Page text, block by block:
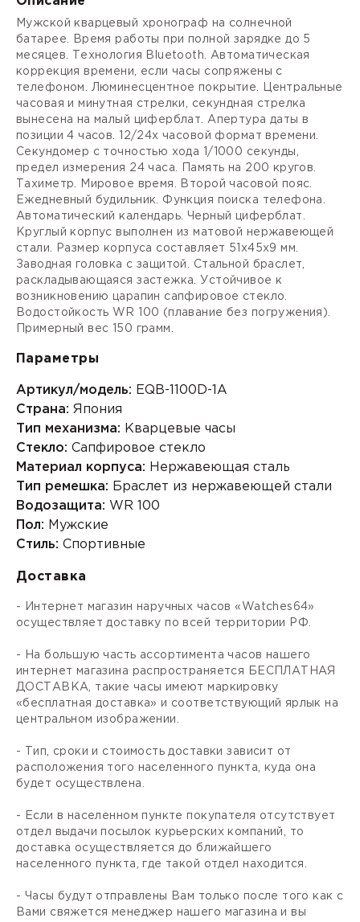
Мужской кварцевый хронограф на солнечной
батарее. Время работы при полной зарядке до 5
месяцев. Технология Bluetooth. Автоматическая
коррекция времени, если часы сопряжены с
телефоном. Люминесцентное покрытие. Центральные
часовая и минутная стрелки, секундная стрелка
вынесена на малый циферблат. Апертура даты в
позиции 4 часов. 12/24х часовой формат времени.
Секундомер с точностью хода 1/1000 секунды,
предел измерения 24 часа. Память на 200 кругов.
Тахиметр. Мировое время. Второй часовой пояс.
Ежедневный будильник. Функция поиска телефона.
Автоматический календарь. Черный циферблат.
Круглый корпус выполнен из матовой нержавеющей
стали. Размер корпуса составляет 51х45х9 мм.
Заводная головка с защитой. Стальной браслет,
раскладывающаяся застежка. Устойчивое к
возникновению царапин сапфировое стекло.
Водостойкость WR 100 (плавание без погружения).
Примерный вес 150 грамм.
Параметры
Артикул/модель: EQB-1100D-1A
Страна: Япония
Тип механизма: Кварцевые часы
Стекло: Сапфировое стекло
Материал корпуса: Нержавеющая сталь
Тип ремешка: Браслет из нержавеющей стали
Водозащита: WR 100
Пол: Мужские
Стиль: Спортивные
Доставка
- Интернет магазин наручных часов «Watches64»
осуществляет доставку по всей территории РФ.
- На большую часть ассортимента часов нашего
интернет магазина распространяется БЕСПЛАТНАЯ
ДОСТАВКА, такие часы имеют маркировку
«бесплатная доставка» и соответствующий ярлык на
центральном изображении.
- Тип, сроки и стоимость доставки зависит от
расположения того населенного пункта, куда она
будет осуществлена.
- Если в населенном пункте покупателя отсутствует
отдел выдачи посылок курьерских компаний, то
доставка осуществляется до ближайшего
населенного пункта, где такой отдел находится.
- Часы будут отправлены Вам только после того как с
Вами свяжется менеджер нашего магазина и вы